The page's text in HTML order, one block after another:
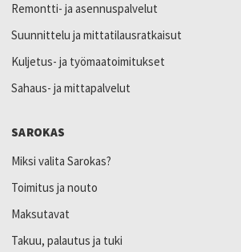
Remontti- ja asennuspalvelut
Suunnittelu ja mittatilausratkaisut
Kuljetus- ja työmaatoimitukset
Sahaus- ja mittapalvelut
SAROKAS
Miksi valita Sarokas?
Toimitus ja nouto
Maksutavat
Takuu, palautus ja tuki